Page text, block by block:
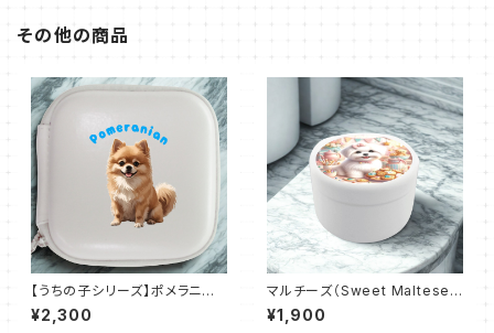
その他の商品
【うちの子シリーズ】ポメラニア
ン｜レザースタイルマルチケー
ス（全3色）
¥2,300
マルチーズ（Sweet Maltese
Days 4）おでかけトリーツ缶
¥1,900